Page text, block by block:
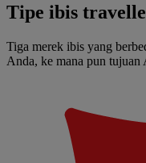
Tipe ibis
Tiga merek ibis yang
Anda, ke mana pun tujuan